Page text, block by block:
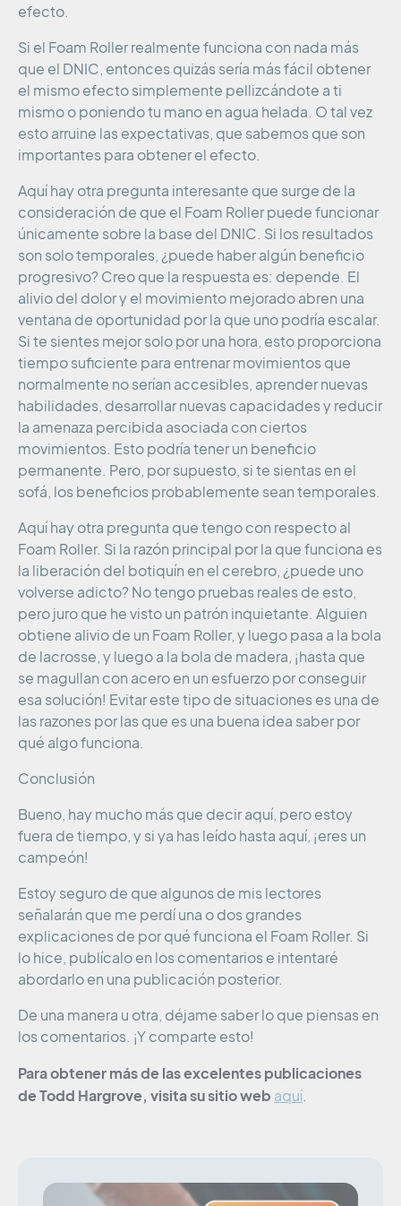
efecto.
Si el Foam Roller realmente funciona con nada más
que el DNIC, entonces quizás sería más fácil obtener
el mismo efecto simplemente pellizcándote a ti
mismo o poniendo tu mano en agua helada. O tal vez
esto arruine las expectativas, que sabemos que son
importantes para obtener el efecto.
Aquí hay otra pregunta interesante que surge de la
consideración de que el Foam Roller puede funcionar
únicamente sobre la base del DNIC. Si los resultados
son solo temporales, ¿puede haber algún beneficio
progresivo? Creo que la respuesta es: depende. El
alivio del dolor y el movimiento mejorado abren una
ventana de oportunidad por la que uno podría escalar.
Si te sientes mejor solo por una hora, esto proporciona
tiempo suficiente para entrenar movimientos que
normalmente no serían accesibles, aprender nuevas
habilidades, desarrollar nuevas capacidades y reducir
la amenaza percibida asociada con ciertos
movimientos. Esto podría tener un beneficio
permanente. Pero, por supuesto, si te sientas en el
sofá, los beneficios probablemente sean temporales.
Aquí hay otra pregunta que tengo con respecto al
Foam Roller. Si la razón principal por la que funciona es
la liberación del botiquín en el cerebro, ¿puede uno
volverse adicto? No tengo pruebas reales de esto,
pero juro que he visto un patrón inquietante. Alguien
obtiene alivio de un Foam Roller, y luego pasa a la bola
de lacrosse, y luego a la bola de madera, ¡hasta que
se magullan con acero en un esfuerzo por conseguir
esa solución! Evitar este tipo de situaciones es una de
las razones por las que es una buena idea saber por
qué algo funciona.
Conclusión
Bueno, hay mucho más que decir aquí, pero estoy
fuera de tiempo, y si ya has leído hasta aquí, ¡eres un
campeón!
Estoy seguro de que algunos de mis lectores
señalarán que me perdí una o dos grandes
explicaciones de por qué funciona el Foam Roller. Si
lo hice, publícalo en los comentarios e intentaré
abordarlo en una publicación posterior.
De una manera u otra, déjame saber lo que piensas en
los comentarios. ¡Y comparte esto!
Para obtener más de las excelentes publicaciones
de Todd Hargrove, visita su sitio web aquí.